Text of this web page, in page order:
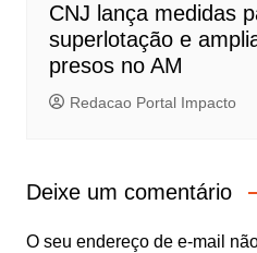
CNJ lança medidas
superlotação e
presos no AM
Redacao Portal Impacto
Deixe um comentário
O seu endereço de e-mail